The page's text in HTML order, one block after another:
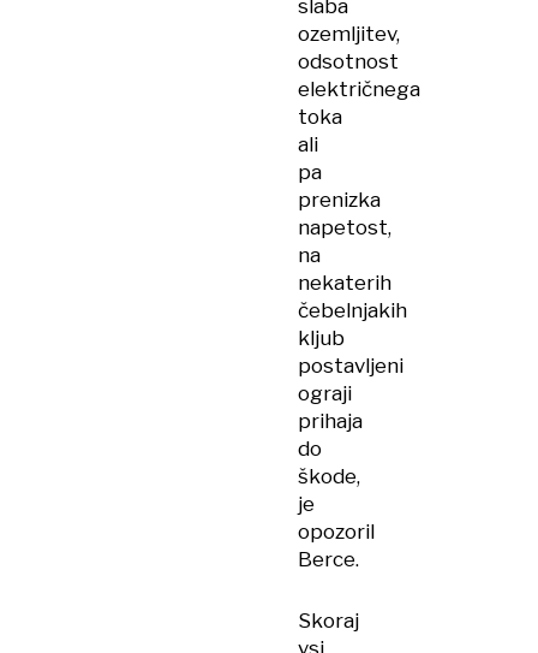
slaba
ozemljitev,
odsotnost
električnega
toka
ali
pa
prenizka
napetost,
na
nekaterih
čebelnjakih
kljub
postavljeni
ograji
prihaja
do
škode,
je
opozoril
Berce.
Skoraj
vsi